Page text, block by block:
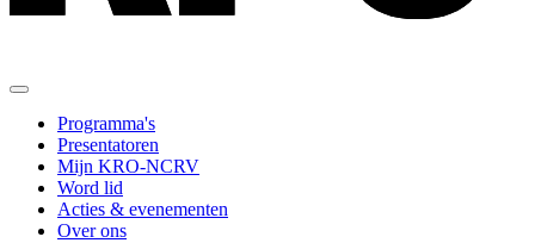
Programma's
Presentatoren
Mijn KRO-NCRV
Word lid
Acties & evenementen
Over ons